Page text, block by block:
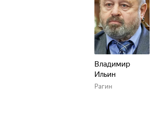
Владимир
Ильин
Рагин